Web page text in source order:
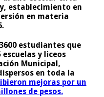
establecimiento en
en materia
estudiantes que
y liceos
Municipal,
en toda la
mejoras por un
de pesos.